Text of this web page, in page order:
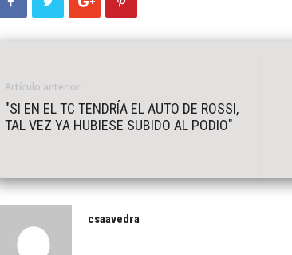
Artículo anterior
"SI EN EL TC TENDRÍA EL AUTO DE ROSSI,
TAL VEZ YA HUBIESE SUBIDO AL PODIO"
csaavedra